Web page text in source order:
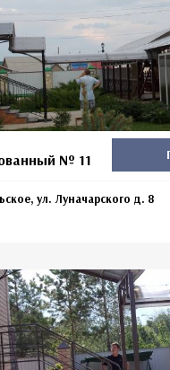
№ 11
ул. Луначарского д. 8